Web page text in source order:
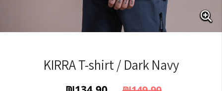
KIRRA T-shirt / Dark Navy